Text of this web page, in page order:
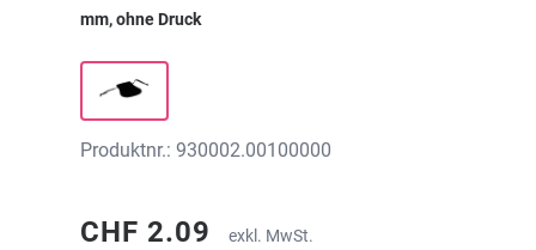
mm, ohne Druck
Produktnr.: 930002.00100000
CHF 2.09
exkl. MwSt.